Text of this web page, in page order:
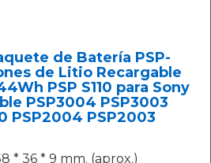
de Batería PSP-
de Litio Recargable
PSP S110 para Sony
PSP3004 PSP3003
PSP2004 PSP2003
* 36 * 9 mm. (aprox.)